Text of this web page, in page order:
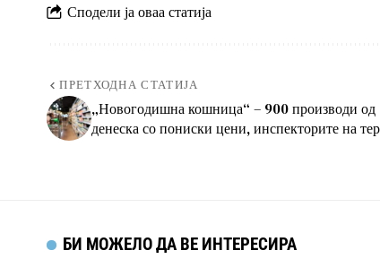
Сподели ја оваа статија
ПРЕТХОДНА СТАТИЈА
„Новогодишна кошница“ – 900 производи од
денеска со пониски цени, инспекторите на
БИ МОЖЕЛО ДА ВЕ ИНТЕРЕСИРА